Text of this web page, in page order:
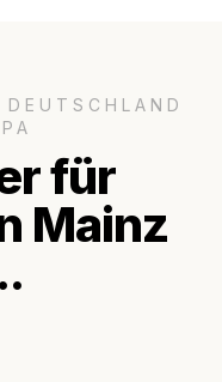
für
Mainz